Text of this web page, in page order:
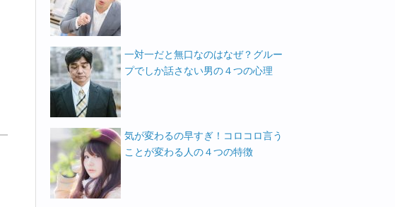
一対一だと無口なのはなぜ？グルー
プでしか話さない男の４つの心理
気が変わるの早すぎ！コロコロ言う
ことが変わる人の４つの特徴